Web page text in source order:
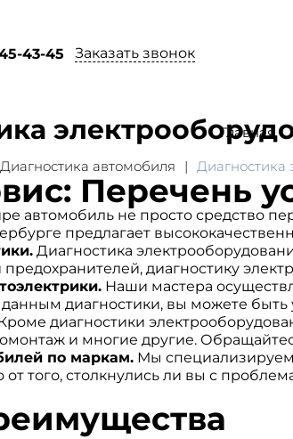
43-45 Заказать звонок
Главная
Диагностика автомобиля Диагностика
Перечень
автомобиль не просто средство
предлагает
Диагностика
диагностику
Наши мастера
диагностики, вы можете быть
диагностики
и многие другие.
по маркам.Мы
от того, столкнулись ли вы с